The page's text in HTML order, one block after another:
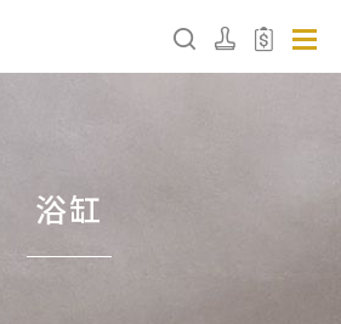
浴缸